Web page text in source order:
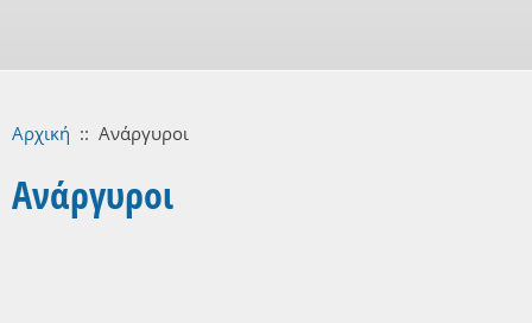
Αρχική :: Ανάργυροι
Ανάργυροι